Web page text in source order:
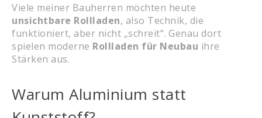
Viele meiner Bauherren möchten heute
unsichtbare Rollladen, also Technik, die
funktioniert, aber nicht „schreit“. Genau dort
spielen moderne Rollladen für Neubau ihre
Stärken aus.
Warum Aluminium statt